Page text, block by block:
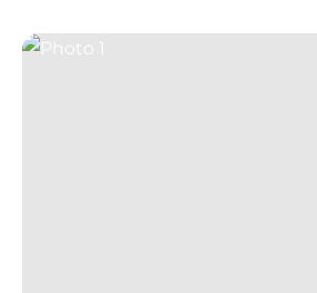
Photo 1